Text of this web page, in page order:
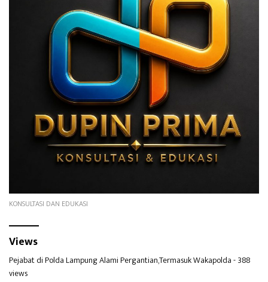
KONSULTASI DAN EDUKASI
Views
Pejabat di Polda Lampung Alami Pergantian,Termasuk Wakapolda- 388
views